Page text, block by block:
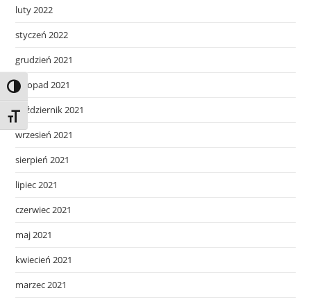
Toggle High Contrast
Toggle Font size
luty 2022
styczeń 2022
grudzień 2021
listopad 2021
październik 2021
wrzesień 2021
sierpień 2021
lipiec 2021
czerwiec 2021
maj 2021
kwiecień 2021
marzec 2021